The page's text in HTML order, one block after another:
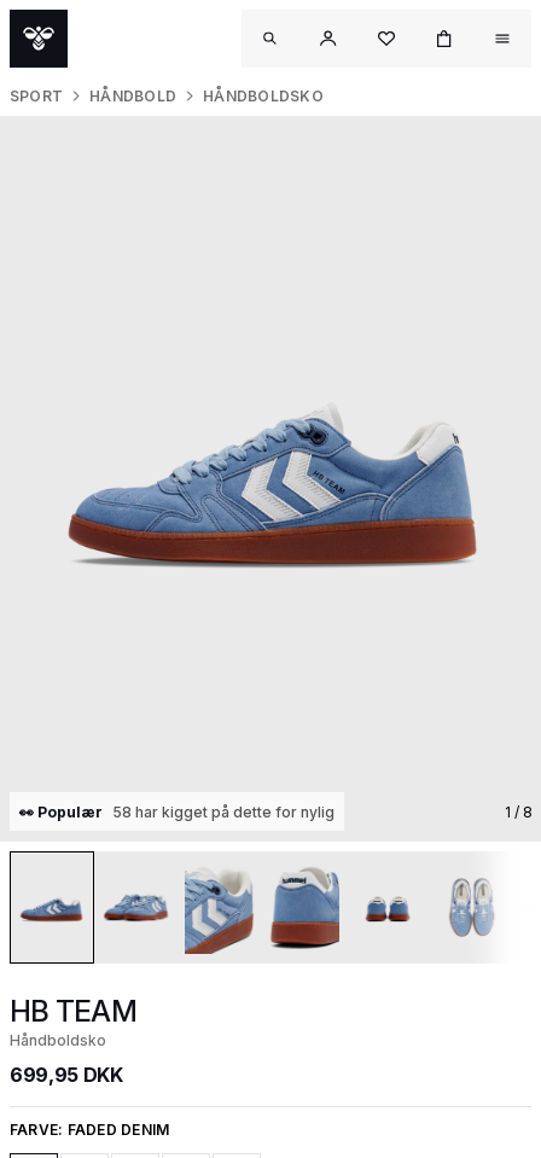
SPORT HÅNDBOLD HÅNDBOLDSKO
👀 Populær 58 har kigget på dette for nylig 1 / 8
HB TEAM
Håndboldsko
699,95 DKK
FARVE: FADED DENIM